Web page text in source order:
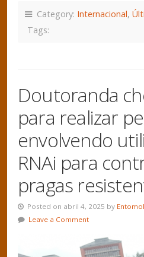
Category: Internacional,
Tags:
Doutoranda
para realizar
envolvendo
RNAi para
pragas
Posted on abril 4, 2025 by
Leave a Comment